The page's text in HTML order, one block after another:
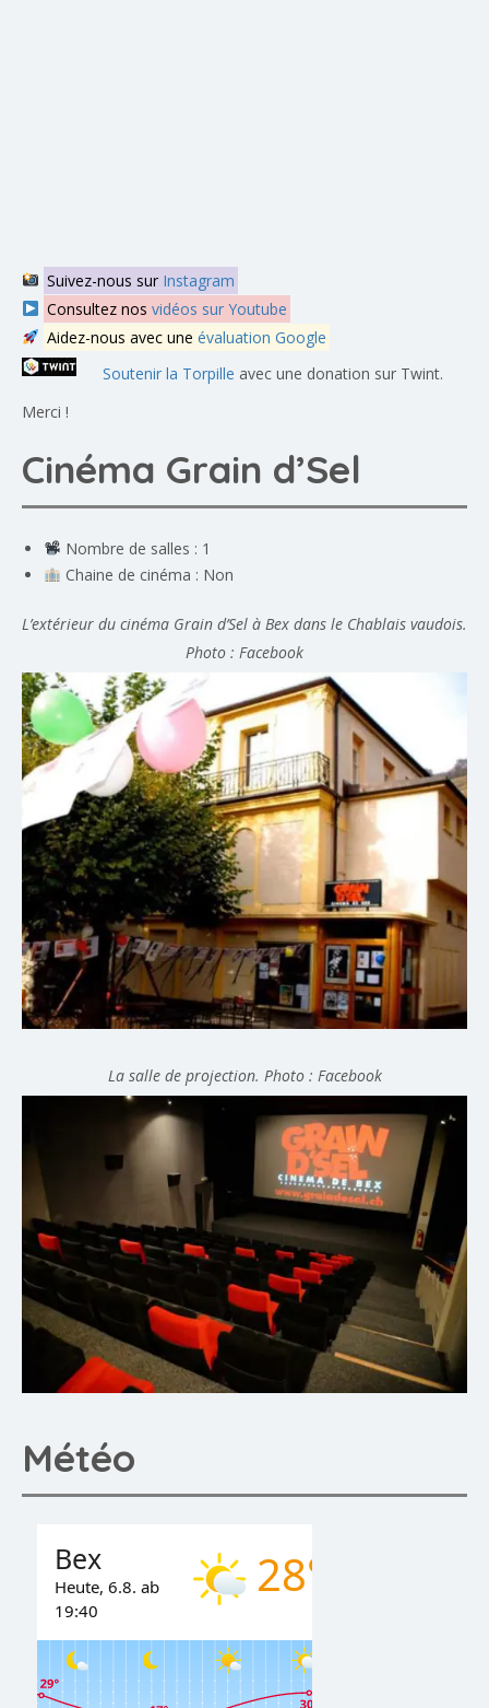
Suivez-nous sur Instagram
Consultez nos vidéos sur Youtube
Aidez-nous avec une évaluation Google
Soutenir la Torpille avec une donation sur Twint.
Merci !
Cinéma Grain d’Sel
Nombre de salles : 1
Chaine de cinéma : Non
L’extérieur du cinéma Grain d’Sel à Bex dans le Chablais vaudois.
Photo : Facebook
La salle de projection. Photo : Facebook
Météo